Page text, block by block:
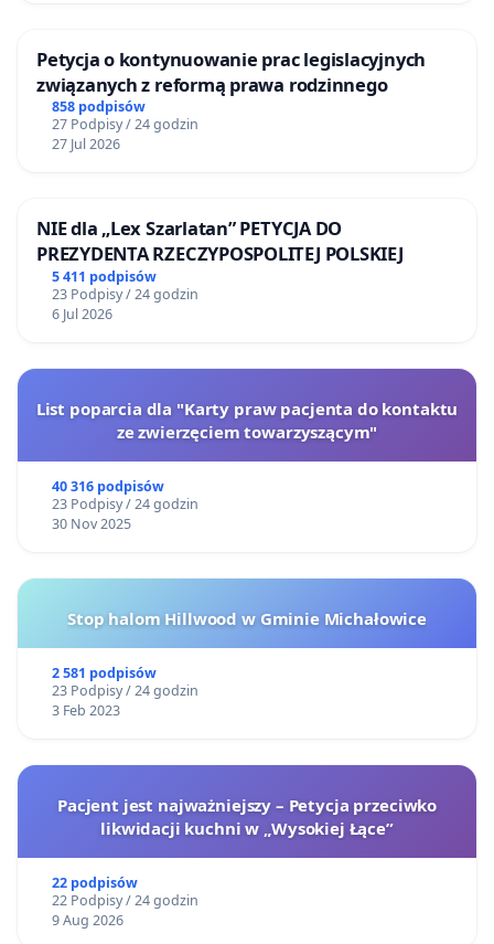
Petycja o kontynuowanie prac legislacyjnych
związanych z reformą prawa rodzinnego
858 podpisów
27 Podpisy / 24 godzin
27 Jul 2026
NIE dla „Lex Szarlatan” PETYCJA DO
PREZYDENTA RZECZYPOSPOLITEJ POLSKIEJ
5 411 podpisów
23 Podpisy / 24 godzin
6 Jul 2026
List poparcia dla "Karty praw pacjenta do kontaktu
ze zwierzęciem towarzyszącym"
40 316 podpisów
23 Podpisy / 24 godzin
30 Nov 2025
Stop halom Hillwood w Gminie Michałowice
2 581 podpisów
23 Podpisy / 24 godzin
3 Feb 2023
Pacjent jest najważniejszy – Petycja przeciwko
likwidacji kuchni w „Wysokiej Łące”
22 podpisów
22 Podpisy / 24 godzin
9 Aug 2026